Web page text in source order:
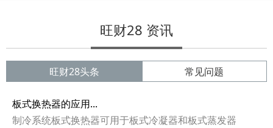
旺财28 资讯
旺财28头条 常见问题
板式换热器的应用...
制冷系统板式换热器可用于板式冷凝器和板式蒸发器